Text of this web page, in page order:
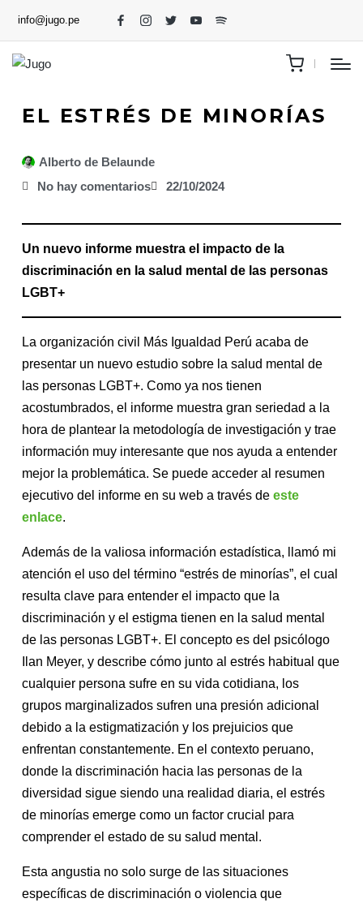
info@jugo.pe
EL ESTRÉS DE MINORÍAS
Alberto de Belaunde
No hay comentarios
22/10/2024
Un nuevo informe muestra el impacto de la
discriminación en la salud mental de las personas
LGBT+
La organización civil Más Igualdad Perú acaba de
presentar un nuevo estudio sobre la salud mental de
las personas LGBT+. Como ya nos tienen
acostumbrados, el informe muestra gran seriedad a la
hora de plantear la metodología de investigación y trae
información muy interesante que nos ayuda a entender
mejor la problemática. Se puede acceder al resumen
ejecutivo del informe en su web a través de este
enlace.
Además de la valiosa información estadística, llamó mi
atención el uso del término “estrés de minorías”, el cual
resulta clave para entender el impacto que la
discriminación y el estigma tienen en la salud mental
de las personas LGBT+. El concepto es del psicólogo
Ilan Meyer, y describe cómo junto al estrés habitual que
cualquier persona sufre en su vida cotidiana, los
grupos marginalizados sufren una presión adicional
debido a la estigmatización y los prejuicios que
enfrentan constantemente. En el contexto peruano,
donde la discriminación hacia las personas de la
diversidad sigue siendo una realidad diaria, el estrés
de minorías emerge como un factor crucial para
comprender el estado de su salud mental.
Esta angustia no solo surge de las situaciones
específicas de discriminación o violencia que